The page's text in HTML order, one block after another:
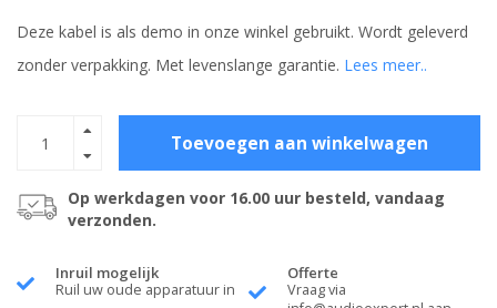
Deze kabel is als demo in onze winkel gebruikt. Wordt geleverd
zonder verpakking. Met levenslange garantie. Lees meer..
Toevoegen aan winkelwagen
Op werkdagen voor 16.00 uur besteld, vandaag
verzonden.
Inruil mogelijk
Ruil uw oude apparatuur in
Offerte
Vraag via